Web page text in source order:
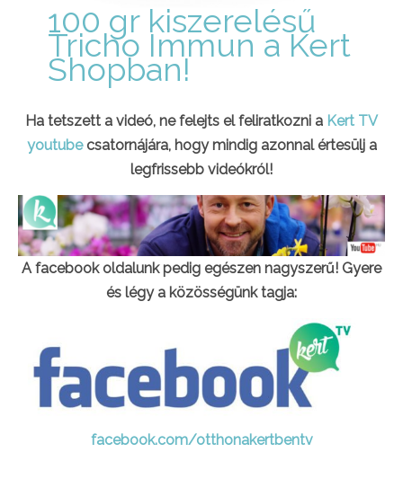
100 gr kiszerelésű
Tricho Immun a Kert
Shopban!
Ha tetszett a videó, ne felejts el feliratkozni a Kert TV
youtube csatornájára, hogy mindig azonnal értesülj a
legfrissebb videókról!
A facebook oldalunk pedig egészen nagyszerű! Gyere
és légy a közösségünk tagja:
facebook.com/otthonakertbentv